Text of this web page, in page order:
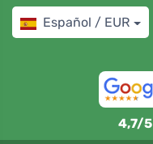
Español / EUR
4,7/5